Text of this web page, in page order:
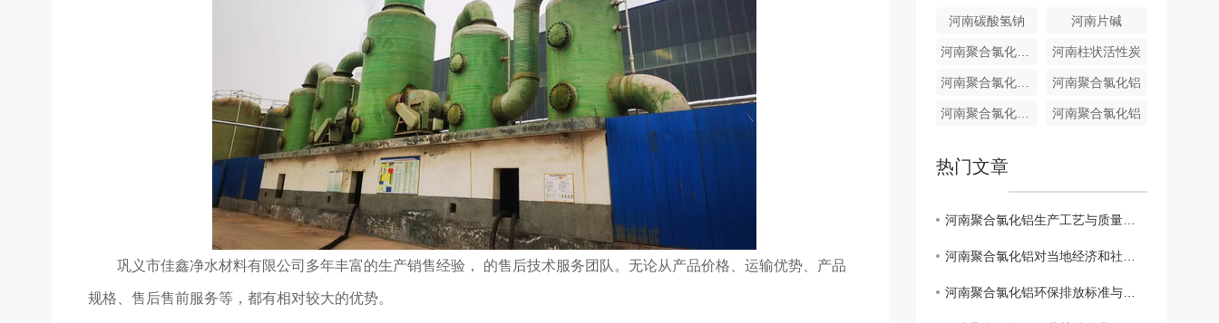
巩义市佳鑫净水材料有限公司多年丰富的生产销售经验， 的售后技术服务团队。无论从产品价格、运输优势、产品
规格、售后售前服务等，都有相对较大的优势。
河南碳酸氢钠 河南片碱
河南聚合氯化铝铁 河南柱状活性炭
河南聚合氯化铝厂家[液体] 河南聚合氯化铝
河南聚合氯化铝批发[固体] 河南聚合氯化铝
热门文章
河南聚合氯化铝生产工艺与质量管理探讨
河南聚合氯化铝对当地经济和社会的影响分析
河南聚合氯化铝环保排放标准与控制技术探讨